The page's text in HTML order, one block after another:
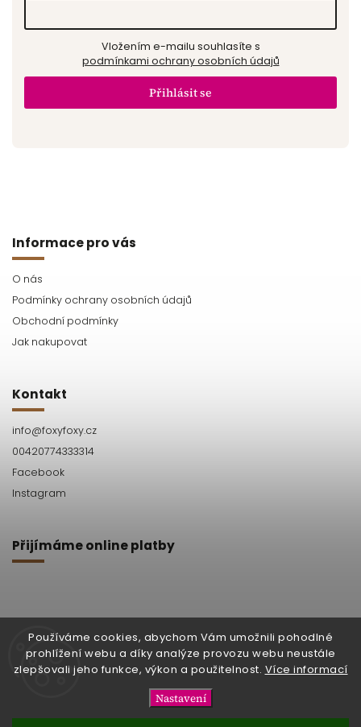
Používáme cookies, abychom Vám umožnili pohodlné
prohlížení webu a díky analýze provozu webu neustále
zlepšovali jeho funkce, výkon a použitelnost. Více informací
Nastavení
podmínkami ochrany osobních údajů
Přihlásit se
Informace pro vás
O nás
Podmínky ochrany osobních údajů
Obchodní podmínky
Jak nakupovat
Kontakt
info@foxyfoxy.cz
00420774333314
Facebook
Instagram
Přijímáme online platby
Copyright 2026foxy foxy. Všechna práva vyhrazena.
FacebookInstagram